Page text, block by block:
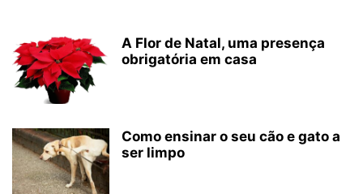
A Flor de Natal, uma presença
obrigatória em casa
Como ensinar o seu cão e gato a
ser limpo